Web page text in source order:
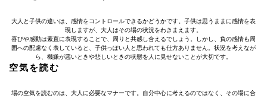
大人と子供の違いは、感情をコントロールできるかどうかです。子供は思うままに感情を表
現しますが、大人はその場の状況をわきまえます。
喜びや感動は素直に表現することで、周りと共感し合えるでしょう。しかし、負の感情も周
囲への配慮なく表していると、子供っぽい人と思われても仕方ありません。状況を考えなが
ら、機嫌が悪いときや悲しいときの状態を人に見せないことが大切です。
空気を読む
場の空気を読むのは、大人に必要なマナーです。自分中心に考えるのではなく、その場に合